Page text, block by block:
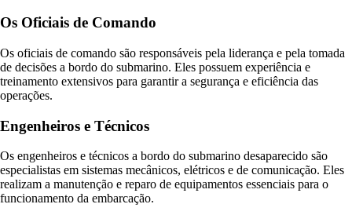
Os Oficiais de Comando
Os oficiais de comando são responsáveis pela liderança e pela tomada
de decisões a bordo do submarino. Eles possuem experiência e
treinamento extensivos para garantir a segurança e eficiência das
operações.
Engenheiros e Técnicos
Os engenheiros e técnicos a bordo do submarino desaparecido são
especialistas em sistemas mecânicos, elétricos e de comunicação. Eles
realizam a manutenção e reparo de equipamentos essenciais para o
funcionamento da embarcação.